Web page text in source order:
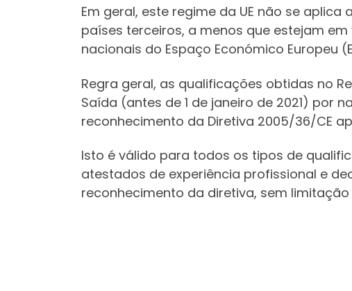
Em geral, este regime da UE não se
países terceiros, a menos que estejam
nacionais do Espaço Económico Europeu
Regra geral, as qualificações obtidas no
Saída (antes de 1 de janeiro de 2021) por
reconhecimento da Diretiva 2005/36/CE
Isto é válido para todos os tipos de
atestados de experiência profissional e
reconhecimento da diretiva, sem